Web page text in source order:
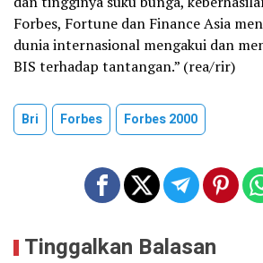
Forbes, Fortune dan Finance Asia
dunia internasional mengakui dan
BIS terhadap tantangan.” (rea/rir)
Bri Forbes Forbes 2000
Tinggalkan Balasan